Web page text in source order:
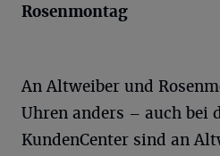
Rosenmontag
An Altweiber und
Uhren anders – auch bei
KundenCenter sind an